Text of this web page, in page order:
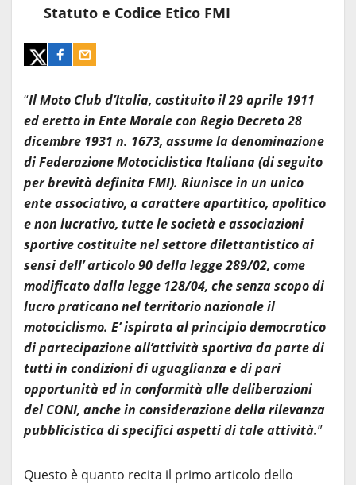
Statuto e Codice Etico FMI
“Il Moto Club d’Italia, costituito il 29 aprile 1911
ed eretto in Ente Morale con Regio Decreto 28
dicembre 1931 n. 1673, assume la denominazione
di Federazione Motociclistica Italiana (di seguito
per brevità definita FMI). Riunisce in un unico
ente associativo, a carattere apartitico, apolitico
e non lucrativo, tutte le società e associazioni
sportive costituite nel settore dilettantistico ai
sensi dell’ articolo 90 della legge 289/02, come
modificato dalla legge 128/04, che senza scopo di
lucro praticano nel territorio nazionale il
motociclismo. E’ ispirata al principio democratico
di partecipazione all’attività sportiva da parte di
tutti in condizioni di uguaglianza e di pari
opportunità ed in conformità alle deliberazioni
delCONI, anche in considerazione della rilevanza
pubblicistica di specifici aspetti di tale attività.”
Questo è quanto recita il primo articolo dello